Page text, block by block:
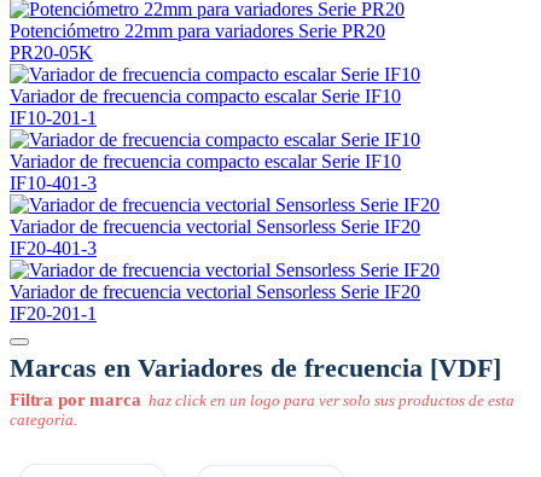
Potenciómetro 22mm para variadores Serie PR20
PR20-05K
Variador de frecuencia compacto escalar Serie IF10
IF10-201-1
Variador de frecuencia compacto escalar Serie IF10
IF10-401-3
Variador de frecuencia vectorial Sensorless Serie IF20
IF20-401-3
Variador de frecuencia vectorial Sensorless Serie IF20
IF20-201-1
Marcas en Variadores de frecuencia [VDF]
Filtra por marca haz click en un logo para ver solo sus productos de esta
categoria.